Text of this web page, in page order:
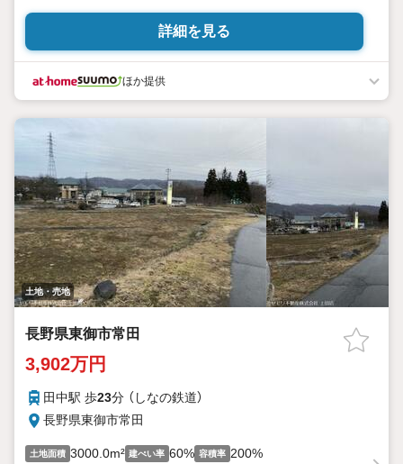
詳細を見る
ほか提供
土地・売地
長野県東御市常田
3,902万円
田中駅 歩23分 （しなの鉄道）
長野県東御市常田
土地面積 3000.0m² 建ぺい率 60% 容積率 200%